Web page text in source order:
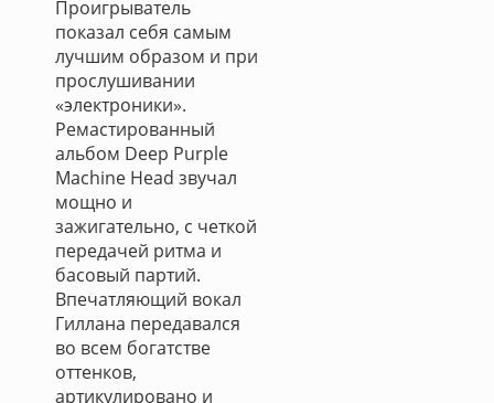
Проигрыватель
показал себя самым
лучшим образом и при
прослушивании
«электроники».
Ремастированный
альбом Deep Purple
Machine Head звучал
мощно и
зажигательно, с четкой
передачей ритма и
басовый партий.
Впечатляющий вокал
Гиллана передавался
во всем богатстве
оттенков,
артикулировано и